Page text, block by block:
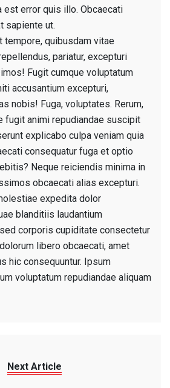
est error quis illo. Obcaecati
sapiente ut.
tempore, quibusdam vitae
pariatur, excepturi
Fugit cumque voluptatum
accusantium excepturi,
nobis! Fuga, voluptates. Rerum,
fugit animi repudiandae suscipit
explicabo culpa veniam quia
consequatur fuga et optio
Neque reiciendis minima in
obcaecati alias excepturi.
expedita dolor
blanditiis laudantium
corporis cupiditate consectetur
libero obcaecati, amet
hic consequuntur. Ipsum
voluptatum repudiandae aliquam
Next Article